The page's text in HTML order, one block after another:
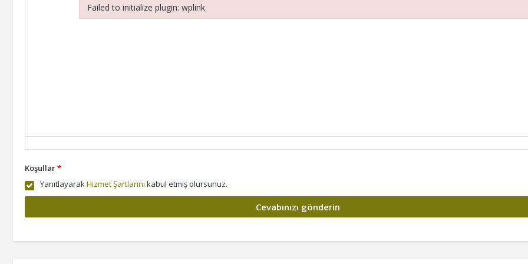
Koşullar*
YanıtlayarakHizmet Şartlarını kabul etmiş olursunuz.
Failed to initialize plugin: wplink
Failed to initialize plugin: wplink